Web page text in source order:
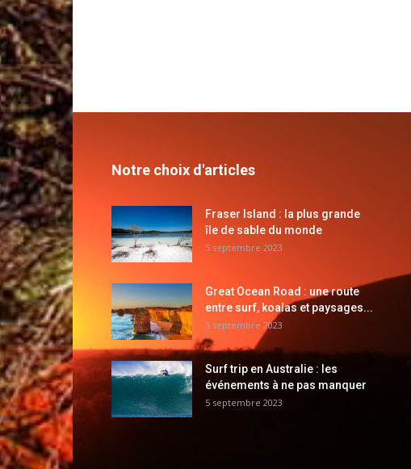
Notre choix d'articles
Fraser Island : la plus grande
île de sable du monde
5 septembre 2023
Great Ocean Road : une route
entre surf, koalas et paysages...
5 septembre 2023
Surf trip en Australie : les
événements à ne pas manquer
5 septembre 2023